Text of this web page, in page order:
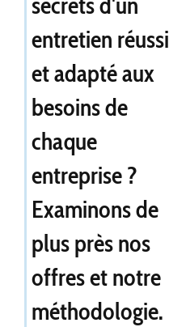
entretien réussi
et adapté aux
besoins de
chaque
entreprise ?
Examinons de
plus près nos
offres et notre
méthodologie.